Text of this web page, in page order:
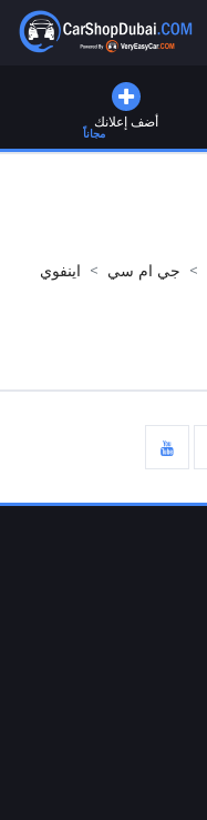
أضف إعلانك
مجاناً
جي ام سي اينفوي